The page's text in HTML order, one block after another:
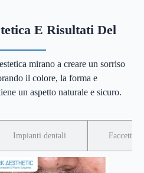
E Risultati Del
mirano a creare un sorriso
il colore, la forma e
un aspetto naturale e sicuro.
Impianti dentali Faccette